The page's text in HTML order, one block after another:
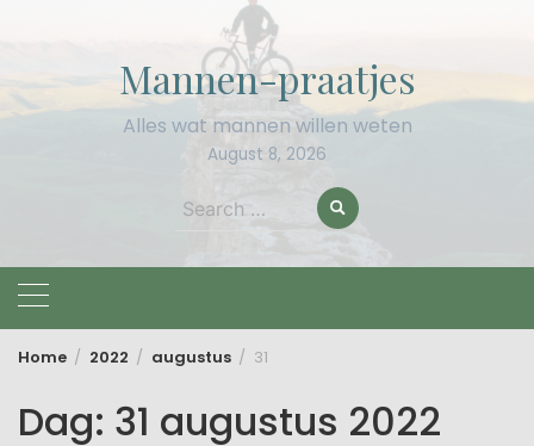
Mannen-praatjes
Alles wat mannen willen weten
August 8, 2026
Search
Home 2022 augustus 31
Dag: 31 augustus 2022